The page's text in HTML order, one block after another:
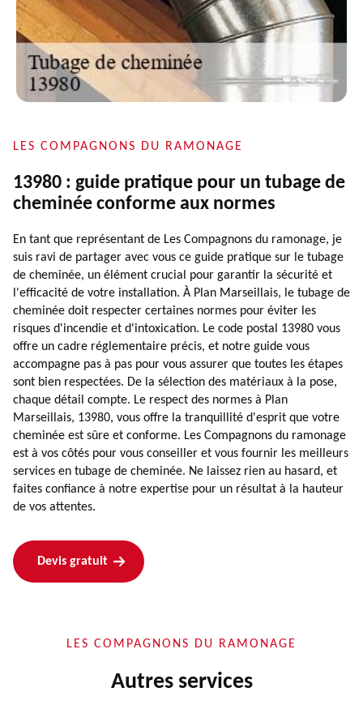
LES COMPAGNONS DU RAMONAGE
13980 : guide pratique pour un tubage de
cheminée conforme aux normes
En tant que représentant de Les Compagnons du ramonage, je
suis ravi de partager avec vous ce guide pratique sur le tubage
de cheminée, un élément crucial pour garantir la sécurité et
l'efficacité de votre installation. À Plan Marseillais, le tubage de
cheminée doit respecter certaines normes pour éviter les
risques d'incendie et d'intoxication. Le code postal 13980 vous
offre un cadre réglementaire précis, et notre guide vous
accompagne pas à pas pour vous assurer que toutes les étapes
sont bien respectées. De la sélection des matériaux à la pose,
chaque détail compte. Le respect des normes à Plan
Marseillais, 13980, vous offre la tranquillité d'esprit que votre
cheminée est sûre et conforme. Les Compagnons du ramonage
est à vos côtés pour vous conseiller et vous fournir les meilleurs
services en tubage de cheminée. Ne laissez rien au hasard, et
faites confiance à notre expertise pour un résultat à la hauteur
de vos attentes.
Devis gratuit
LES COMPAGNONS DU RAMONAGE
Autres services